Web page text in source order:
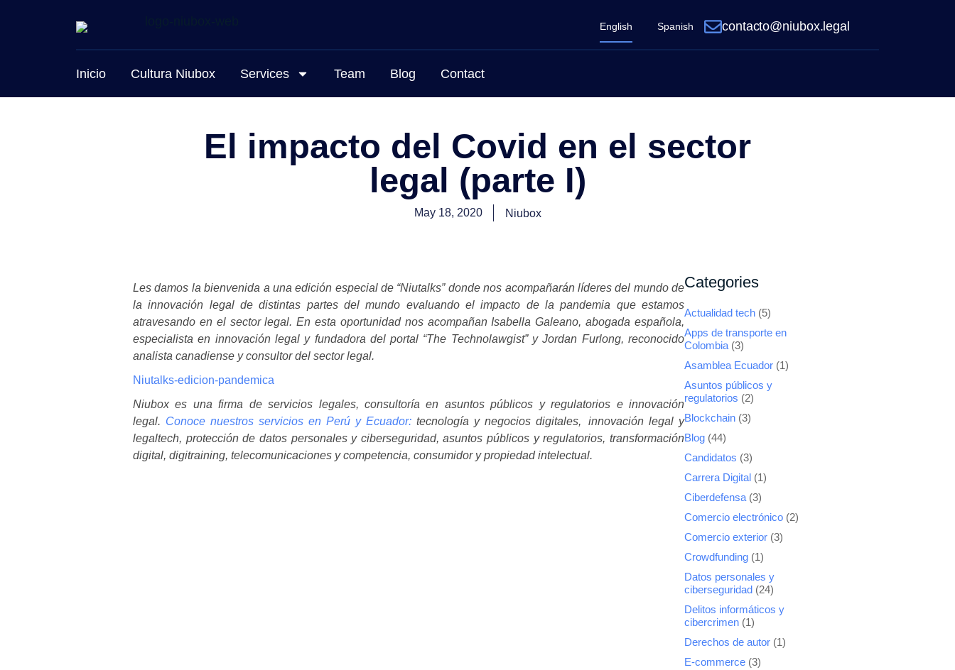
contacto@niubox.legal
English Spanish
Inicio Cultura Niubox Services Team Blog Contact
El impacto del Covid en el sector
legal (parte I)
May 18, 2020 Niubox
Les damos la bienvenida a una edición especial de “Niutalks” donde nos acompañarán líderes del mundo de
la innovación legal de distintas partes del mundo evaluando el impacto de la pandemia que estamos
atravesando en el sector legal. En esta oportunidad nos acompañan Isabella Galeano, abogada española,
especialista en innovación legal y fundadora del portal “The Technolawgist” y Jordan Furlong, reconocido
analista canadiense y consultor del sector legal.
Niutalks-edicion-pandemica
Niubox es una firma de servicios legales, consultoría en asuntos públicos y regulatorios e innovación
legal. Conoce nuestros servicios en Perú y Ecuador: tecnología y negocios digitales, innovación legal y
legaltech, protección de datos personales y ciberseguridad, asuntos públicos y regulatorios, transformación
digital, digitraining, telecomunicaciones y competencia, consumidor y propiedad intelectual.
Categories
Actualidad tech (5)
Apps de transporte en
Colombia (3)
Asamblea Ecuador (1)
Asuntos públicos y
regulatorios (2)
Blockchain (3)
Blog (44)
Candidatos (3)
Carrera Digital (1)
Ciberdefensa (3)
Comercio electrónico (2)
Comercio exterior (3)
Crowdfunding (1)
Datos personales y
ciberseguridad (24)
Delitos informáticos y
cibercrimen (1)
Derechos de autor (1)
E-commerce (3)